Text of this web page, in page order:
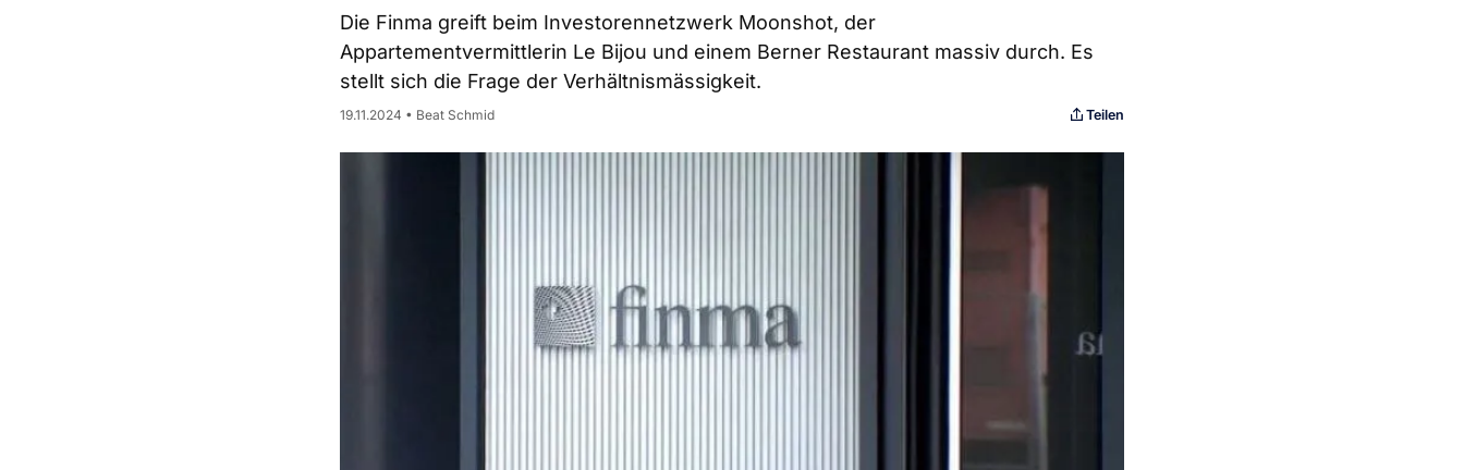
Die Finma greift beim Investorennetzwerk Moonshot, der
Appartementvermittlerin Le Bijou und einem Berner Restaurant massiv durch. Es
stellt sich die Frage der Verhältnismässigkeit.
19.11.2024 • Beat Schmid Teilen